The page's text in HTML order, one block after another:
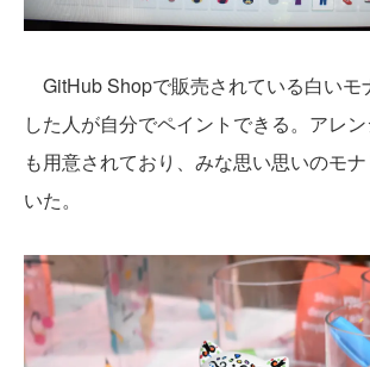
GitHub Shopで販売されている白いモ
した人が自分でペイントできる。アレ
も用意されており、みな思い思いのモ
いた。